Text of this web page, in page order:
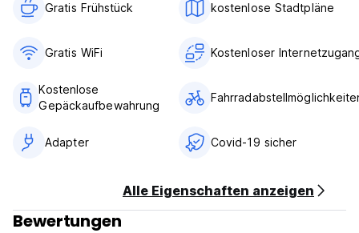
Gratis Frühstück kostenlose Stadtpläne
Gratis WiFi Kostenloser
Kostenlose
Gepäckaufbewahrung
Adapter Covid-19 sicher
Alle Eigenschaften anzeigen
Bewertungen